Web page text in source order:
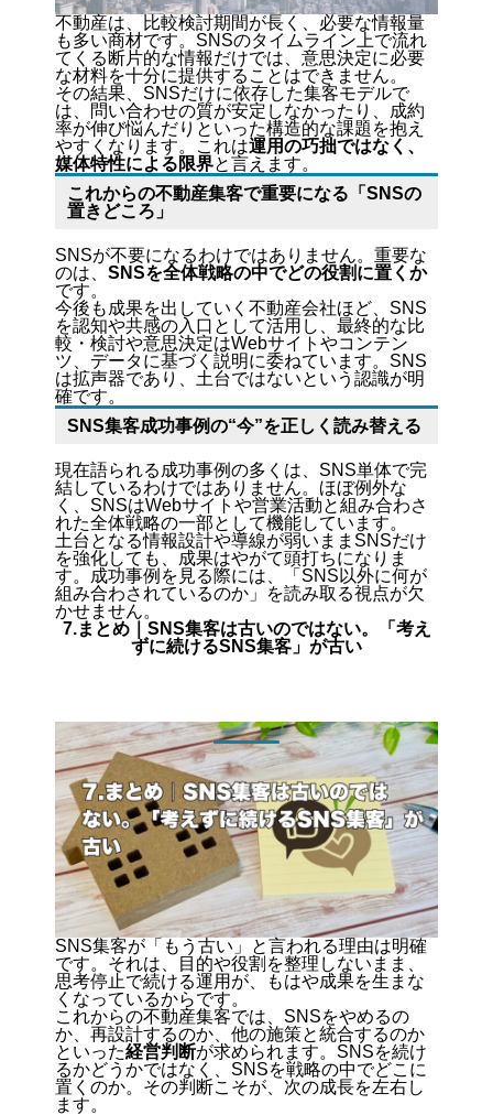
不動産は、比較検討期間が長く、必要な情報量
も多い商材です。SNSのタイムライン上で流れ
てくる断片的な情報だけでは、意思決定に必要
な材料を十分に提供することはできません。
その結果、SNSだけに依存した集客モデルで
は、
問い合わせの質が安定しなかったり、成約
率が伸び悩んだりといった構造的な課題を抱え
やすくなります。
これは運用の巧拙ではなく、
媒体特性による限界と言えます。
これからの不動産集客で重要になる「SNSの
置きどころ」
SNSが不要になるわけではありません。重要な
のは、 SNSを全体戦略の中でどの役割に置くか
です。
今後も成果を出していく不動産会社ほど、SNS
を認知や共感の入口として活用し、最終的な比
較・検討や意思決定はWebサイトやコンテン
ツ、データに基づく説明に委ねています。SNS
は拡声器であり、土台ではないという認識が明
確です。
SNS集客成功事例の“今”を正しく読み替える
現在語られる成功事例の多くは、SNS単体で完
結しているわけではありません。ほぼ例外な
く、SNSはWebサイトや営業活動と組み合わさ
れた全体戦略の一部として機能しています。
土台となる情報設計や導線が弱いままSNSだけ
を強化しても、成果はやがて頭打ちになりま
す。成功事例を見る際には、
「SNS以外に何が
組み合わされているのか」を読み取る視点が欠
かせません。
7.まとめ｜SNS集客は古いのではない。「考え
ずに続けるSNS集客」が古い
SNS集客が「もう古い」と言われる理由は明確
です。それは、目的や役割を整理しないまま、
思考停止で続ける運用が、もはや成果を生まな
くなっているからです。
これからの不動産集客では、SNSをやめるの
か、再設計するのか、他の施策と統合するのか
といった経営判断が求められます。 SNSを続け
るかどうかではなく、SNSを戦略の中でどこに
置くのか。 その判断こそが、次の成長を左右し
ます。